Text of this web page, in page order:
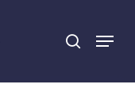
search
Menu
Close